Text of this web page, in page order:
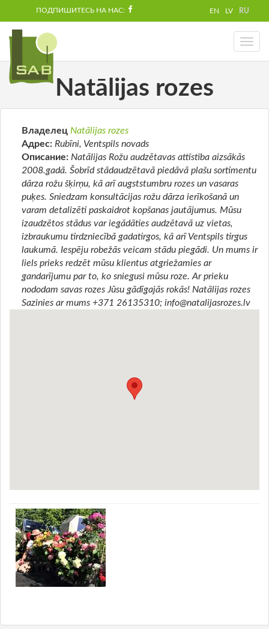
ПОДПИШИТЕСЬ НА НАС: EN LV RU
Toggle
Natālijas rozes
Владелец Natālijas rozes
Адрес: Rubīni, Ventspils novads
Описание: Natālijas Rožu audzētavas attīstība aizsākās
2008.gadā. Šobrīd stādaudzētavā piedāvā plašu sortimentu
dārza rožu šķirņu, kā arī augststumbru rozes un vasaras
puķes. Sniedzam konsultācijas rožu dārza ierīkošanā un
varam detalizēti paskaidrot kopšanas jautājumus. Mūsu
izaudzētos stādus var iegādāties audzētavā uz vietas,
izbraukumu tirdzniecībā gadatirgos, kā arī Ventspils tirgus
laukumā. Iespēju robežās veicam stādu piegādi. Un mums ir
liels prieks redzēt mūsu klientus atgriežamies ar
gandarījumu par to, ko sniegusi mūsu roze. Ar prieku
nododam savas rozes Jūsu gādīgajās rokās! Natālijas rozes
Sazinies ar mums +371 26135310; info@natalijasrozes.lv